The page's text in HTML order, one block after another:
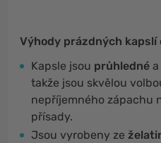
Výhody prázdných kapslí
Kapsle jsou průhledné a
takže jsou skvělou
nepříjemného zápachu
přísady.
Jsou vyrobeny ze